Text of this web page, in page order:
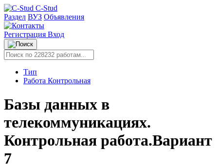
C-Stud
Раздел ВУЗ Объявления
Регистрация Вход
Тип
Работа Контрольная
Базы данных в
телекоммуникациях.
Контрольная работа.Вариант
7